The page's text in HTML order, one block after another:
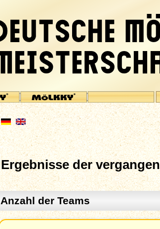
Ergebnisse der
Anzahl der Teams